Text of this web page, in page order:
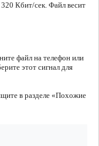
Кбит/сек. Файл весит
файл на телефон или
этот сигнал для
в разделе «Похожие